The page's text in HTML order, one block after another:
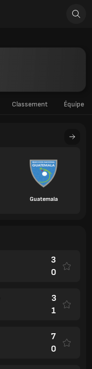
Classement Équipe
Guatemala
3
0
3
1
7
0